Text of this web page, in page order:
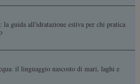
la guida all'idratazione estiva per chi pratica
il linguaggio nascosto di mari, laghi e